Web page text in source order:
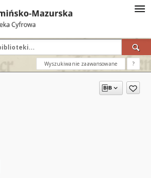
Wyszukiwanie zaawansowane ?